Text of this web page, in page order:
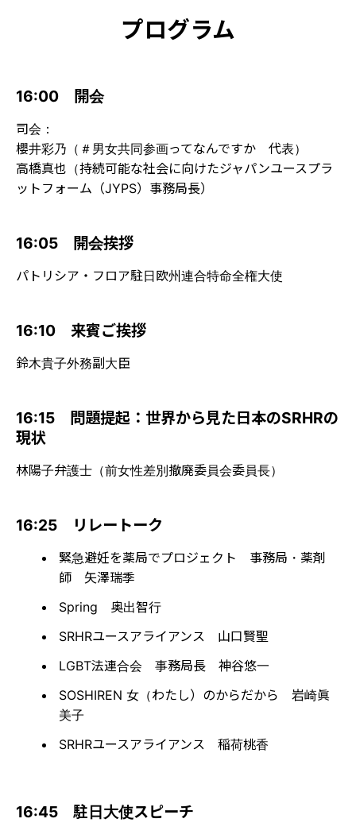
プログラム
16:00 開会
司会：
櫻井彩乃（＃男女共同参画ってなんですか 代表）
高橋真也（持続可能な社会に向けたジャパンユースプラ
ットフォーム（JYPS）事務局長）
16:05 開会挨拶
パトリシア・フロア駐日欧州連合特命全権大使
16:10 来賓ご挨拶
鈴木貴子外務副大臣
16:15 問題提起：世界から見た日本のSRHRの
現状
林陽子弁護士（前女性差別撤廃委員会委員長）
16:25 リレートーク
緊急避妊を薬局でプロジェクト 事務局・薬剤
師 矢澤瑞季
Spring 奥出智行
SRHRユースアライアンス 山口賢聖
LGBT法連合会 事務局長 神谷悠一
SOSHIREN 女（わたし）のからだから 岩崎眞
美子
SRHRユースアライアンス 稲荷桃香
16:45 駐日大使スピーチ